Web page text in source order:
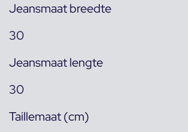
Jeansmaat breedte
30
Jeansmaat lengte
30
Taillemaat (cm)